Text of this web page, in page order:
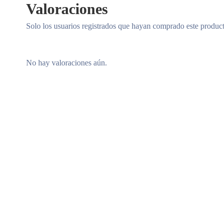
Valoraciones
No hay valoraciones aún.
Solo los usuarios registrados que hayan comprado este